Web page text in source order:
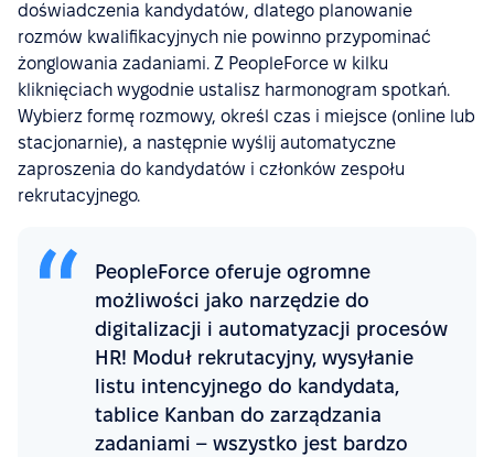
doświadczenia kandydatów, dlatego planowanie
rozmów kwalifikacyjnych nie powinno przypominać
żonglowania zadaniami. Z PeopleForce w kilku
kliknięciach wygodnie ustalisz harmonogram spotkań.
Wybierz formę rozmowy, określ czas i miejsce (online lub
stacjonarnie), a następnie wyślij automatyczne
zaproszenia do kandydatów i członków zespołu
rekrutacyjnego.
PeopleForce oferuje ogromne
możliwości jako narzędzie do
digitalizacji i automatyzacji procesów
HR! Moduł rekrutacyjny, wysyłanie
listu intencyjnego do kandydata,
tablice Kanban do zarządzania
zadaniami – wszystko jest bardzo